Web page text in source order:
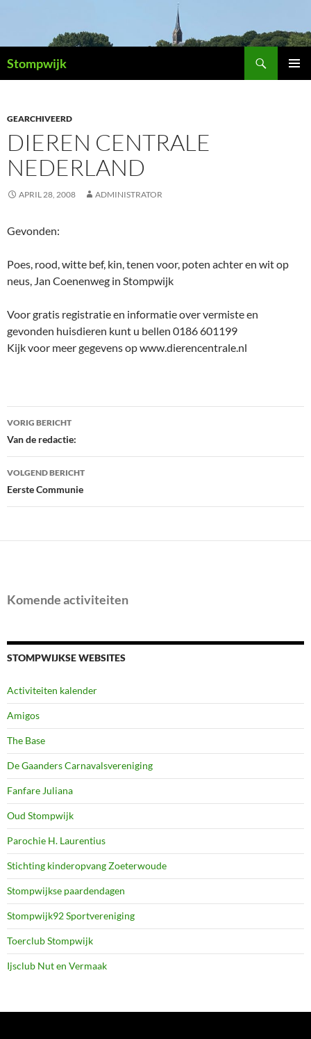
inhoud
Stompwijk
GEARCHIVEERD
DIEREN CENTRALE
NEDERLAND
APRIL 28, 2008 ADMINISTRATOR
Gevonden:
Poes, rood, witte bef, kin, tenen voor, poten achter en wit op
neus, Jan Coenenweg in Stompwijk
Voor gratis registratie en informatie over vermiste en
gevonden huisdieren kunt u bellen 0186 601199
Kijk voor meer gegevens op www.dierencentrale.nl
Bericht
navigatie
VORIG BERICHT
Van de redactie:
VOLGEND BERICHT
Eerste Communie
Komende activiteiten
STOMPWIJKSE WEBSITES
Activiteiten kalender
Amigos
The Base
De Gaanders Carnavalsvereniging
Fanfare Juliana
Oud Stompwijk
Parochie H. Laurentius
Stichting kinderopvang Zoeterwoude
Stompwijkse paardendagen
Stompwijk92 Sportvereniging
Toerclub Stompwijk
Ijsclub Nut en Vermaak